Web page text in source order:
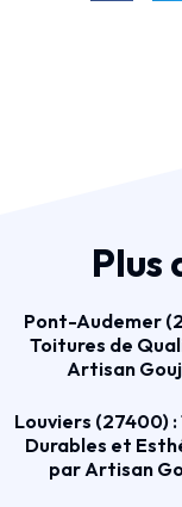
Plus
Pont-Audemer
Toitures de
Artisan
Louviers (27400)
Durables et
par Artisan